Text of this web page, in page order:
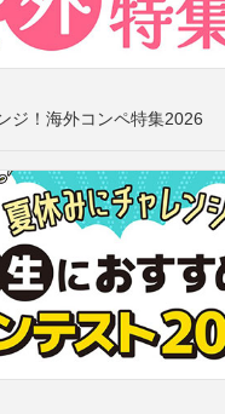
ジ！海外コンペ特集2026